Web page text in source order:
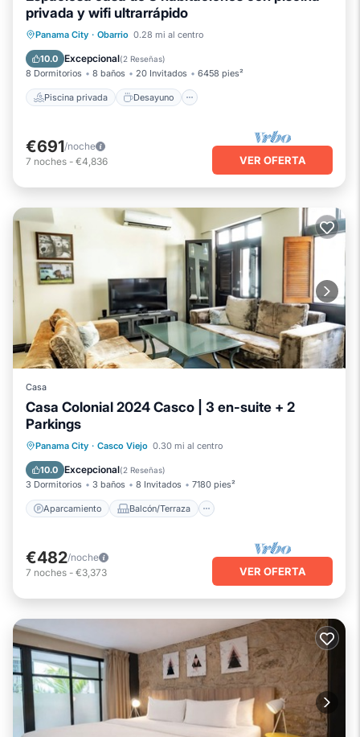
privada y wifi ultrarrápido
Panama City · Obarrio 0.28 mi al centro
10.0 Excepcional(2 Reseñas)
8 Dormitorios 8 baños 20 Invitados 6458 pies²
Piscina privada Desayuno
Piscina privada
Desayuno
Aparcamiento
€691/noche
7 noches - €4,836 VER OFERTA
Casa
Casa Colonial 2024 Casco | 3 en-suite + 2
Parkings
Panama City · Casco Viejo 0.30 mi al centro
10.0 Excepcional(2 Reseñas)
3 Dormitorios 3 baños 8 Invitados 7180 pies²
Aparcamiento Balcón/Terraza
Aparcamiento
Balcón/Terraza
Cocina
Aire acondicionado
€482/noche
7 noches - €3,373 VER OFERTA